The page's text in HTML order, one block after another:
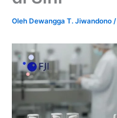
Oleh Dewangga T. Jiwandono /